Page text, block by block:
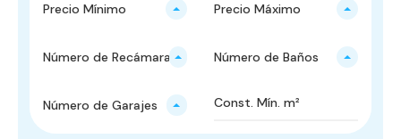
Precio Mínimo Precio Máximo
Número de Recámaras Número de Baños
Número de Garajes